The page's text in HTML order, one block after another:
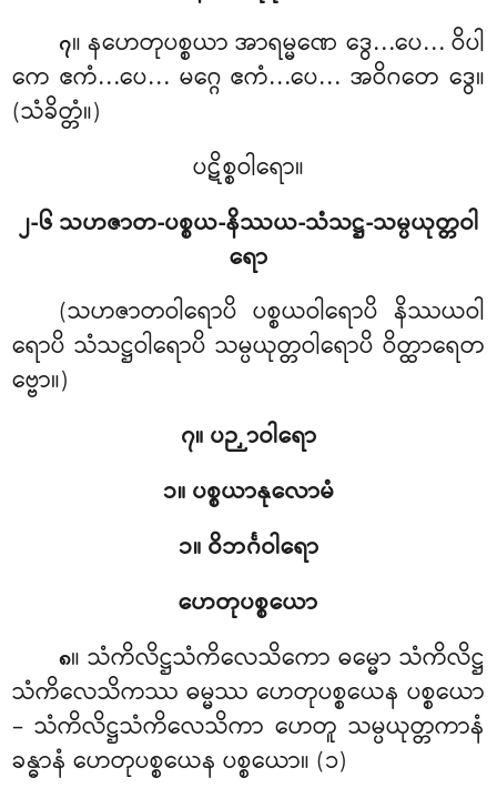
၇။ နဟေတုပစ္စယာ အာရမ္မဏေ ဒွေ…ပေ… ဝိပါ
ကေ ဧကံ…ပေ… မဂ္ဂေ ဧကံ…ပေ… အဝိဂတေ ဒွေ။
(သံခိတ္တံ။)
ပဋိစ္စဝါရော။
၂-၆ သဟဇာတ-ပစ္စယ-နိဿယ-သံသဋ္ဌ-သမ္ပယုတ္တဝါ
ရော
(သဟဇာတဝါရောပိ ပစ္စယဝါရောပိ နိဿယဝါ
ရောပိ သံသဋ္ဌဝါရောပိ သမ္ပယုတ္တဝါရောပိ ဝိတ္ထာရေတ
ဗ္ဗော။)
၇။ ပဉှာဝါရော
၁။ ပစ္စယာနုလောမံ
၁။ ဝိဘင်္ဂဝါရော
ဟေတုပစ္စယော
၈။ သံကိလိဋ္ဌသံကိလေသိကော ဓမ္မော သံကိလိဋ္ဌ
သံကိလေသိကဿ ဓမ္မဿ ဟေတုပစ္စယေန ပစ္စယော
– သံကိလိဋ္ဌသံကိလေသိကာ ဟေတူ သမ္ပယုတ္တကာနံ
ခန္ဓာနံ ဟေတုပစ္စယေန ပစ္စယော။ (၁)